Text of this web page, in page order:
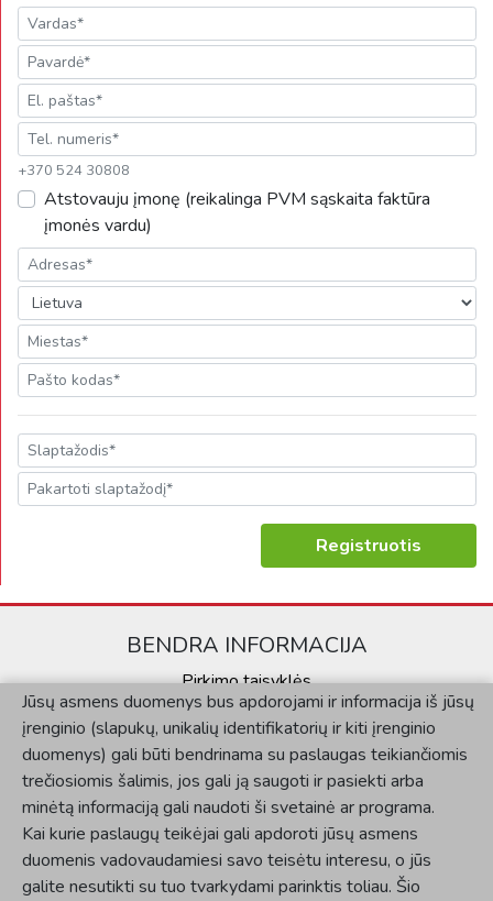
+370 524 30808
Atstovauju įmonę (reikalinga PVM sąskaita faktūra
įmonės vardu)
Registruotis
BENDRA INFORMACIJA
Pirkimo taisyklės
Kontaktai
Privatumo politika
KLIENTAMS
Mano paskyra
Užsakymų istorija
SOCIALINĖ SKLAIDA
Jūsų asmens duomenys bus apdorojami ir informacija iš jūsų
įrenginio (slapukų, unikalių identifikatorių ir kiti įrenginio
duomenys) gali būti bendrinama su paslaugas teikiančiomis
trečiosiomis šalimis, jos gali ją saugoti ir pasiekti arba
minėtą informaciją gali naudoti ši svetainė ar programa.
Kai kurie paslaugų teikėjai gali apdoroti jūsų asmens
duomenis vadovaudamiesi savo teisėtu interesu, o jūs
galite nesutikti su tuo tvarkydami parinktis toliau. Šio